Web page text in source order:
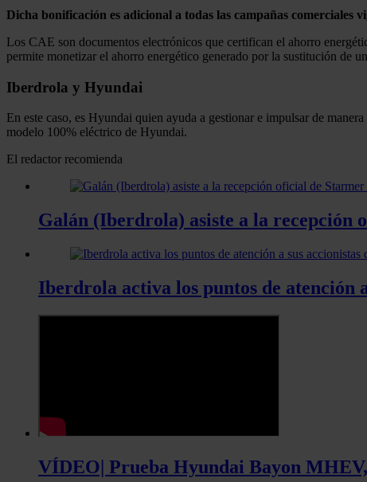
Dicha bonificación es adicional a todas las campañas
Los CAE son documentos electrónicos que certifican el ahorro
permite monetizar el ahorro energético generado por la sustitución de
Iberdrola y Hyundai
En este caso, es Hyundai quien ayuda a gestionar e impulsar de
modelo 100% eléctrico de Hyundai.
El redactor recomienda
Galán (Iberdrola) asiste a la recepción
Iberdrola activa los puntos de atención
VÍDEO| Prueba Hyundai Bayon